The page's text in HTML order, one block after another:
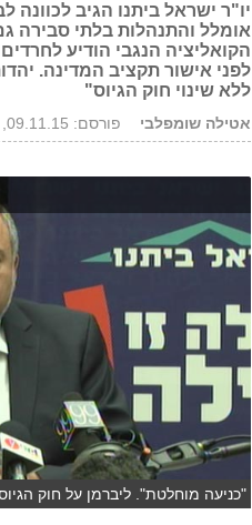
יו"ר ישראל ביתנו הגיב לכוונה
אומלל והתנהלות בלתי סבירה
הקואליציה הנגבי הודיע
לפני אישור תקציב המדינה.
ללא שינוי חוק הגיוס"
אטילה שומפלבי פורסם: 09.11.15, 13:46
"כניעה מוחלטת". ליברמן על חוק